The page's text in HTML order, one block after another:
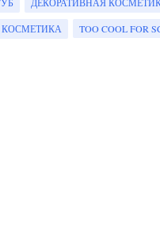
TOO COOL FOR